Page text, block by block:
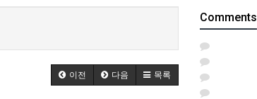
이전 다음 목록
Comments